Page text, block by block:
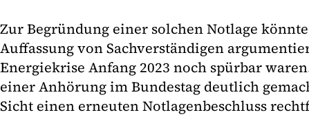
Zur Begründung einer solchen Notlage
Auffassung von Sachverständigen
Energiekrise Anfang 2023 noch spürbar
einer Anhörung im Bundestag deutlich
Sicht einen erneuten Notlagenbeschluss